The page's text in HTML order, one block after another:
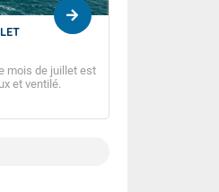
mois de juillet est
et ventilé.